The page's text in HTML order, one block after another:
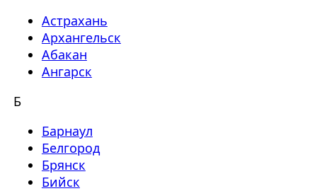
Астрахань
Архангельск
Абакан
Ангарск
Б
Барнаул
Белгород
Брянск
Бийск